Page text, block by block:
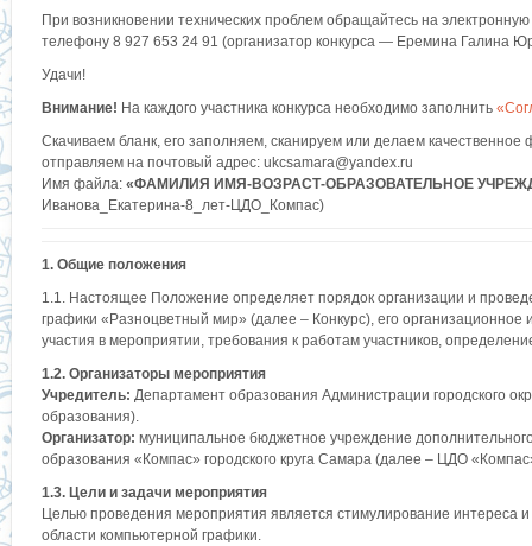
При возникновении технических проблем обращайтесь на
телефону 8 927 653 24 91 (организатор конкурса — Еремина Галина
Удачи!
Внимание! На каждого участника конкурса необходимо заполнить
Скачиваем бланк, его заполняем, сканируем или делаем
отправляем на почтовый адрес: ukcsamara@yandex.ru
Имя файла: «ФАМИЛИЯ ИМЯ-ВОЗРАСТ-ОБРАЗОВАТЕЛЬНОЕ
Иванова_Екатерина-8_лет-ЦДО_Компас)
1. Общие положения
1.1. Настоящее Положение определяет порядок организации и
графики «Разноцветный мир» (далее – Конкурс), его организационное
участия в мероприятии, требования к работам участников,
1.2. Организаторы мероприятия
Учредитель: Департамент образования Администрации городского
образования).
Организатор: муниципальное бюджетное учреждение
образования «Компас» городского круга Самара (далее – ЦДО
1.3. Цели и задачи мероприятия
Целью проведения мероприятия является стимулирование интереса и
области компьютерной графики.